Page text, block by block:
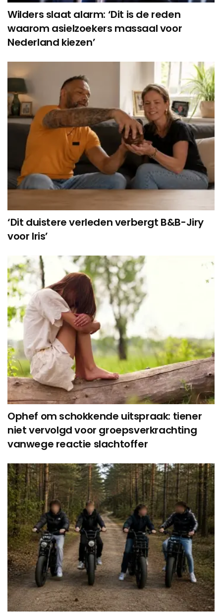
Wilders slaat alarm: ‘Dit is de reden
waarom asielzoekers massaal voor
Nederland kiezen’
‘Dit duistere verleden verbergt B&B-Jiry
voor Iris’
Ophef om schokkende uitspraak: tiener
niet vervolgd voor groepsverkrachting
vanwege reactie slachtoffer